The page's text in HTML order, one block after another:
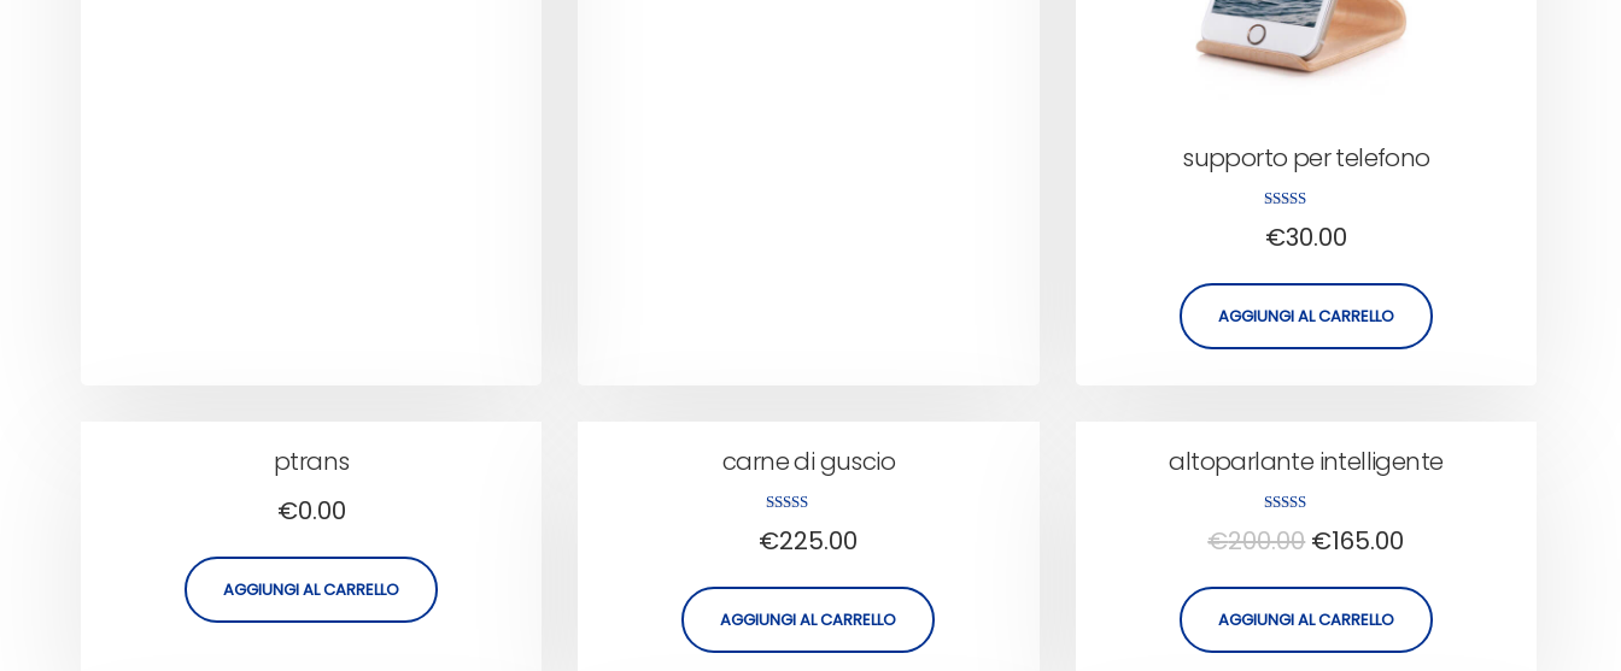
supporto per telefono
su 5
€30.00
AGGIUNGI AL CARRELLO
ptrans
€0.00
AGGIUNGI AL CARRELLO
carne di guscio
su 5
€225.00
AGGIUNGI AL CARRELLO
altoparlante intelligente
su 5
€200.00 €165.00
AGGIUNGI AL CARRELLO